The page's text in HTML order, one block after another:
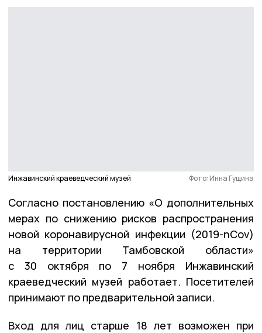
Инжавинский краеведческий музей Фото: Инна Гущина
Согласно постановлению «О дополнительных
мерах по снижению рисков распространения
новой коронавирусной инфекции (2019-nCov)
на территории Тамбовской области»
с 30 октября по 7 ноября Инжавинский
краеведческий музей работает. Посетителей
принимают по предварительной записи.
Вход для лиц старше 18 лет возможен при